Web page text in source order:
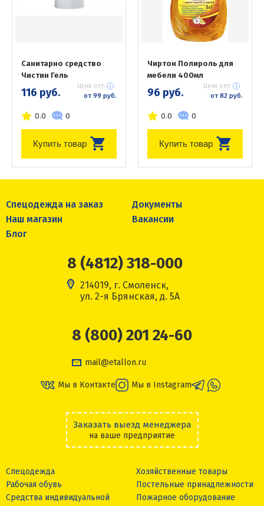
Санитарно средство
Чистин Гель
116 руб. Цена опт:
от 99 руб.
0.0 0
Купить товар
Чиртон Полироль для
мебели 400мл
96 руб. Цена опт:
от 82 руб.
0.0 0
Купить товар
Спецодежда на заказ
Документы
Наш магазин
Вакансии
Блог
8 (4812) 318-000
214019, г. Смоленск,
ул. 2-я Брянская, д. 5А
8 (800) 201 24-60
mail@etallon.ru
Мы в Контакте Мы в Instagram
Заказать выезд менеджера
на ваше предприятие
Спецодежда
Рабочая обувь
Средства индивидуальной
Хозяйственные товары
Постельные принадлежности
Пожарное оборудование